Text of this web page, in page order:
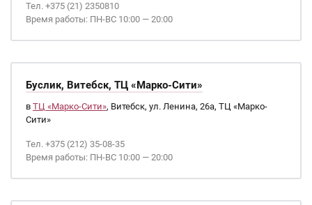
Тел. +375 (21) 2350810
Время работы: ПН-ВС 10:00 — 20:00
Буслик, Витебск, ТЦ «Марко-Сити»
в ТЦ «Марко-Сити», Витебск, ул. Ленина, 26а, ТЦ «Марко-
Сити»
Тел. +375 (212) 35-08-35
Время работы: ПН-ВС 10:00 — 20:00